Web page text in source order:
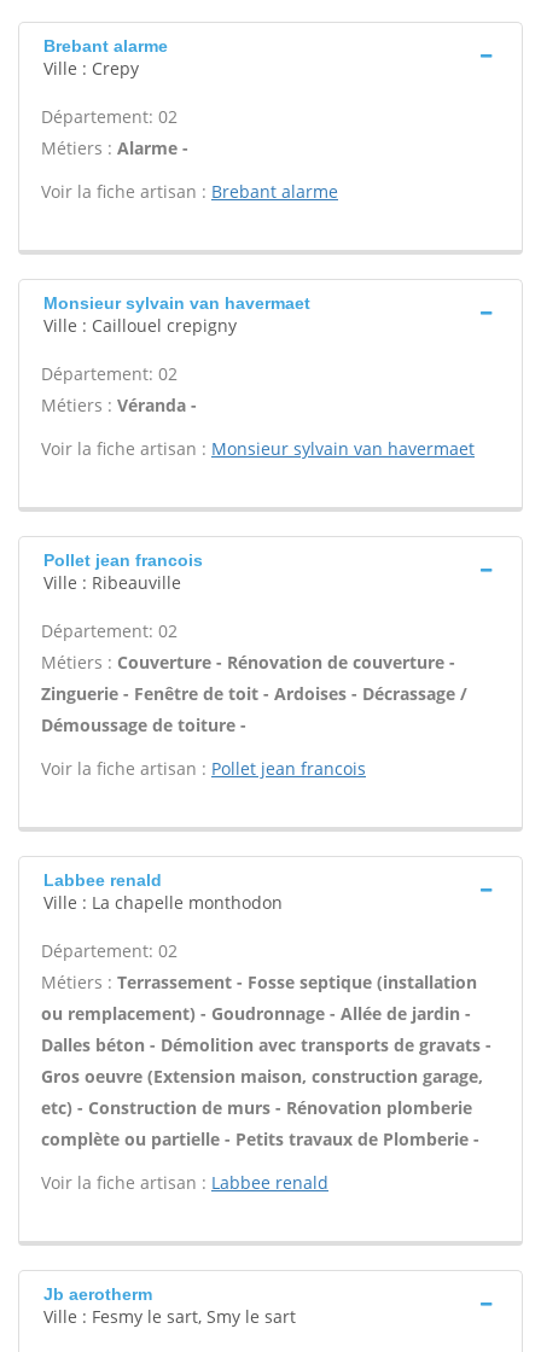
Brebant alarme
Ville : Crepy
Département: 02
Métiers : Alarme -
Voir la fiche artisan : Brebant alarme
Monsieur sylvain van havermaet
Ville : Caillouel crepigny
Département: 02
Métiers : Véranda -
Voir la fiche artisan : Monsieur sylvain van havermaet
Pollet jean francois
Ville : Ribeauville
Département: 02
Métiers : Couverture - Rénovation de couverture -
Zinguerie - Fenêtre de toit - Ardoises - Décrassage /
Démoussage de toiture -
Voir la fiche artisan : Pollet jean francois
Labbee renald
Ville : La chapelle monthodon
Département: 02
Métiers : Terrassement - Fosse septique (installation
ou remplacement) - Goudronnage - Allée de jardin -
Dalles béton - Démolition avec transports de gravats -
Gros oeuvre (Extension maison, construction garage,
etc) - Construction de murs - Rénovation plomberie
complète ou partielle - Petits travaux de Plomberie -
Voir la fiche artisan : Labbee renald
Jb aerotherm
Ville : Fesmy le sart, Smy le sart